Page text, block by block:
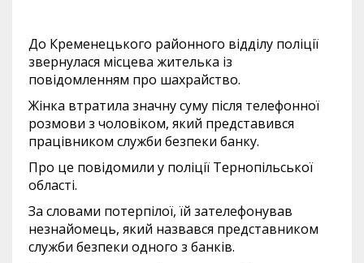
До Кременецького районного відділу поліції
звернулася місцева жителька із
повідомленням про шахрайство.
Жінка втратила значну суму після телефонної
розмови з чоловіком, який представився
працівником служби безпеки банку.
Про це повідомили у поліції Тернопільської
області.
За словами потерпілої, їй зателефонував
незнайомець, який назвався представником
служби безпеки одного з банків.